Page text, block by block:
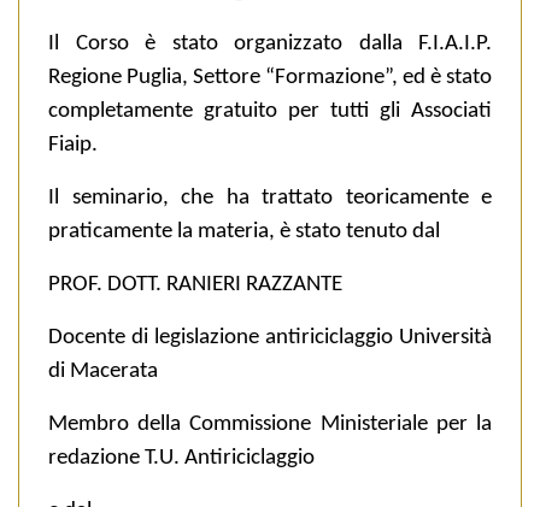
Il Corso è stato organizzato dalla F.I.A.I.P.
Regione Puglia, Settore “Formazione”, ed è stato
completamente gratuito per tutti gli Associati
Fiaip.
Il seminario, che ha trattato teoricamente e
praticamente la materia, è stato tenuto dal
PROF. DOTT. RANIERI RAZZANTE
Docente di legislazione antiriciclaggio Università
di Macerata
Membro della Commissione Ministeriale per la
redazione T.U. Antiriciclaggio